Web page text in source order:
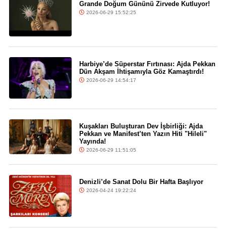
Grande Doğum Gününü Zirvede Kutluyor!
2026-06-29 15:52:25
Harbiye’de Süperstar Fırtınası: Ajda Pekkan
Dün Akşam İhtişamıyla Göz Kamaştırdı!
2026-06-29 14:54:17
Kuşakları Buluşturan Dev İşbirliği: Ajda
Pekkan ve Manifest’ten Yazın Hiti "Hileli"
Yayında!
2026-06-29 11:51:05
Denizli’de Sanat Dolu Bir Hafta Başlıyor
2026-04-24 19:22:24